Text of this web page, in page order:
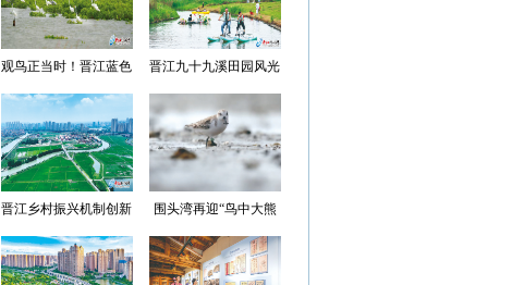
观鸟正当时！晋江蓝色
晋江九十九溪田园风光
光”首批认定名单
晋江乡村振兴机制创新
围头湾再迎“鸟中大熊